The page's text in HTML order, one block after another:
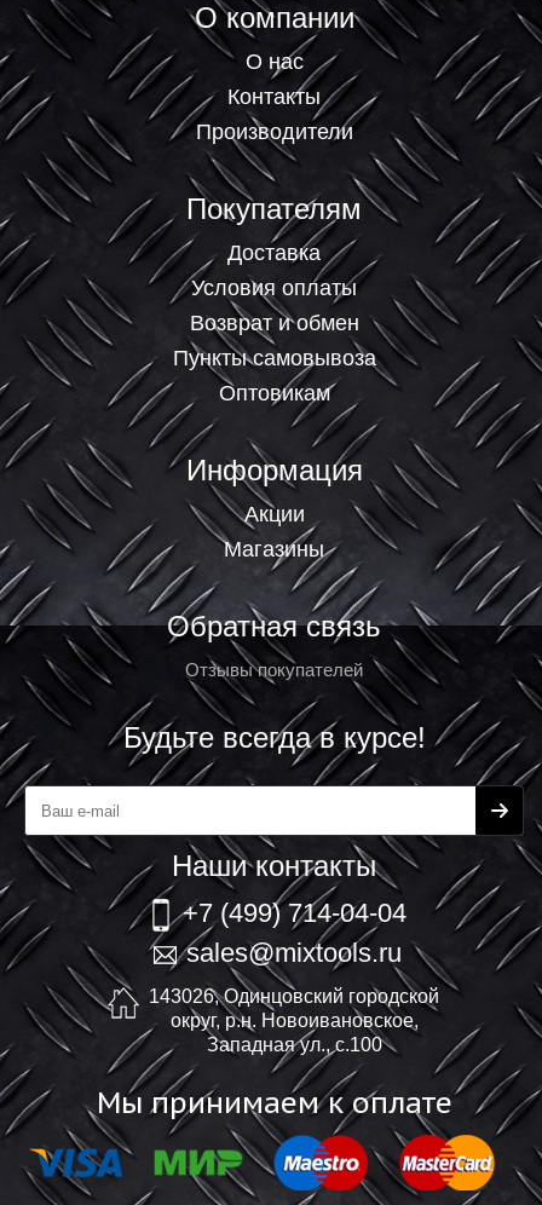
О компании
О нас
Контакты
Производители
Покупателям
Доставка
Условия оплаты
Возврат и обмен
Пункты самовывоза
Оптовикам
Информация
Акции
Магазины
Обратная связь
Отзывы покупателей
Будьте всегда в курсе!
Наши контакты
+7 (499) 714-04-04
sales@mixtools.ru
143026, Одинцовский городской
округ, р.н. Новоивановское,
Западная ул., с.100
Мы принимаем к оплате